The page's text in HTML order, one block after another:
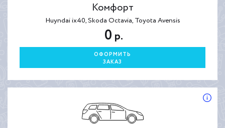
Комфорт
Huyndai ix40, Skoda Octavia, Toyota Avensis
0 р.
ОФОРМИТЬ
ЗАКАЗ